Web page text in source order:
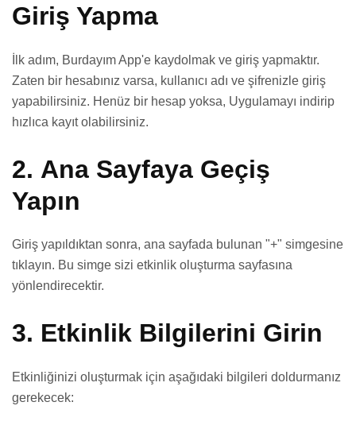
Giriş Yapma
İlk adım, Burdayım App'e kaydolmak ve giriş yapmaktır.
Zaten bir hesabınız varsa, kullanıcı adı ve şifrenizle giriş
yapabilirsiniz. Henüz bir hesap yoksa, Uygulamayı indirip
hızlıca kayıt olabilirsiniz.
2. Ana Sayfaya Geçiş
Yapın
Giriş yapıldıktan sonra, ana sayfada bulunan "+" simgesine
tıklayın. Bu simge sizi etkinlik oluşturma sayfasına
yönlendirecektir.
3. Etkinlik Bilgilerini Girin
Etkinliğinizi oluşturmak için aşağıdaki bilgileri doldurmanız
gerekecek: